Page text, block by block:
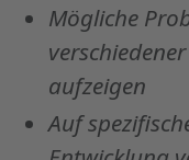
Mögliche
aufzeigen
Auf